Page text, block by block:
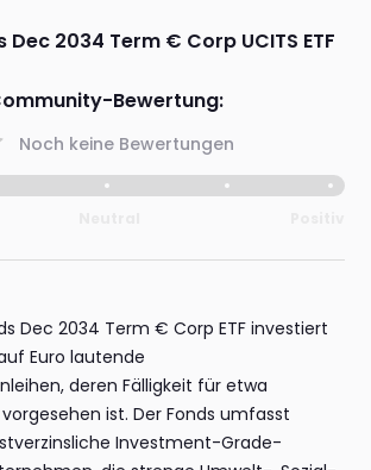
Dec 2034 Term € Corp UCITS ETF
Bewertung:
Noch keine Bewertungen
Dec 2034 Term € Corp ETF investiert
Euro lautende
deren Fälligkeit für etwa
ist. Der Fonds umfasst
Investment-Grade-